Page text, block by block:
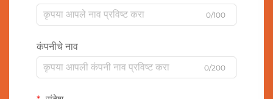
0/100
कंपनीचे नाव
0/200